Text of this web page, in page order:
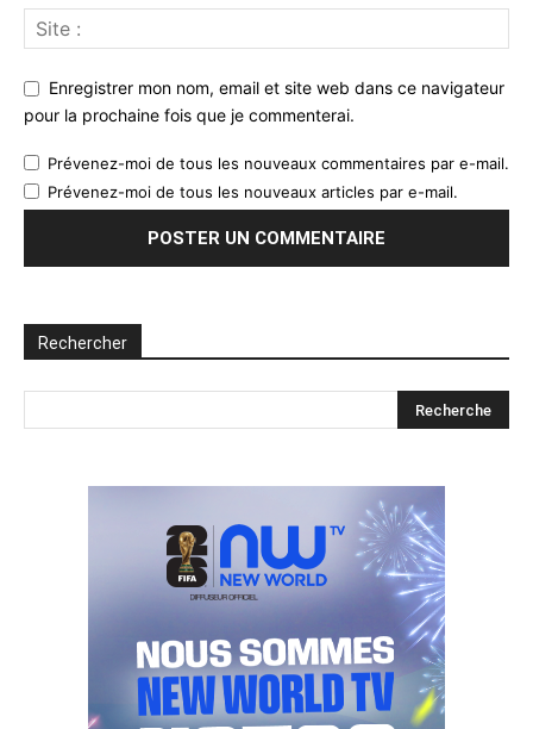
Enregistrer mon nom, email et site web dans ce navigateur
pour la prochaine fois que je commenterai.
Prévenez-moi de tous les nouveaux commentaires par e-mail.
Prévenez-moi de tous les nouveaux articles par e-mail.
Rechercher